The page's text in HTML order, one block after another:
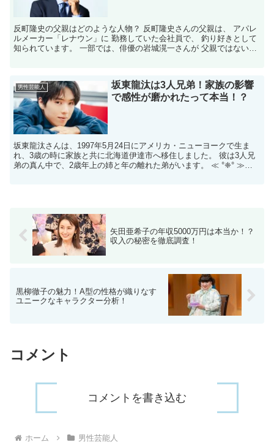
反町隆史の父親はどのような人物？ 反町隆史さんの父親は、 アパレ
ルメーカー「レナウン」に 勤務していた会社員で、 釣り好きとして
知られています。 一部では、俳優の岩城滉一さんが 父親ではないか
男性芸能人
坂東龍汰は3人兄弟！家族の影響
で感性が磨かれたって本当！？
坂東龍汰さんは、1997年5月24日にアメリカ・ニューヨークで生ま
れ、3歳の時に家族と共に北海道伊達市へ移住しました。 ​彼は3人兄
弟の真ん中で、2歳年上の姉と年の離れた弟がいます。 ​≪ °❈° ≫≪
矢田亜希子の年収5000万円は本当か！？
収入の秘密を徹底調査！
黒柳徹子の魅力！A型の性格が織りなす
ユニークなキャラクター分析！
コメント
コメントを書き込む
ホーム 男性芸能人